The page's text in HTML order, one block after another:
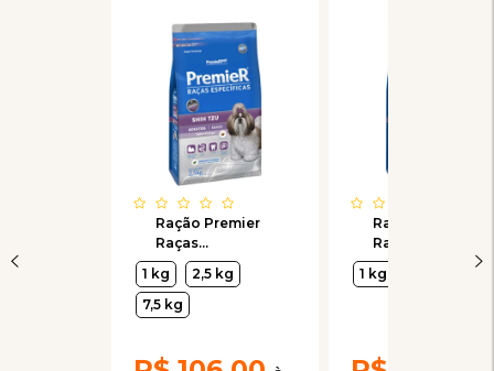
Ração Premier
Raças
Específicas Shih
Tzu para Cães
Adultos
1 kg
2,5 kg
7,5 kg
Ração Premier
Raças
Específicas Shih
Tzu para Cães
1 kg